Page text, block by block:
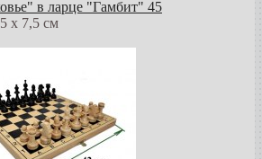
в ларце "Гамбит" 45
х 7,5 см